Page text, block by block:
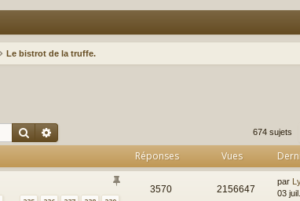
Le bistrot de la truffe.
Rechercher 674 sujets
Réponses Vues
3570 2156647
par
03